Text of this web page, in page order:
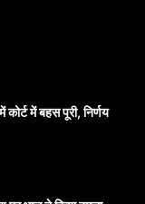
में बहस पूरी, निर्णय